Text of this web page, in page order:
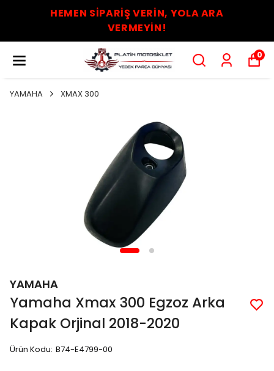
HEMEN SİPARİŞ VERİN, YOLA ARA
VERMEYİN!
0
YAMAHA XMAX 300
YAMAHA
Yamaha Xmax 300 Egzoz Arka
Kapak Orjinal 2018-2020
Ürün Kodu: B74-E4799-00